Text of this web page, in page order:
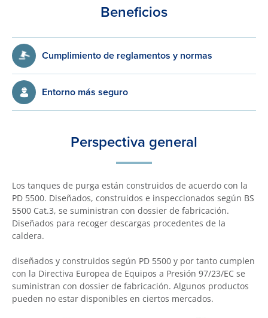
Beneficios
Cumplimiento de reglamentos y normas
Entorno más seguro
Perspectiva general
Los tanques de purga están construidos de acuerdo con la
PD 5500. Diseñados, construidos e inspeccionados según BS
5500 Cat.3, se suministran con dossier de fabricación.
Diseñados para recoger descargas procedentes de la
caldera.
diseñados y construidos según PD 5500 y por tanto cumplen
con la Directiva Europea de Equipos a Presión 97/23/EC se
suministran con dossier de fabricación. Algunos productos
pueden no estar disponibles en ciertos mercados.